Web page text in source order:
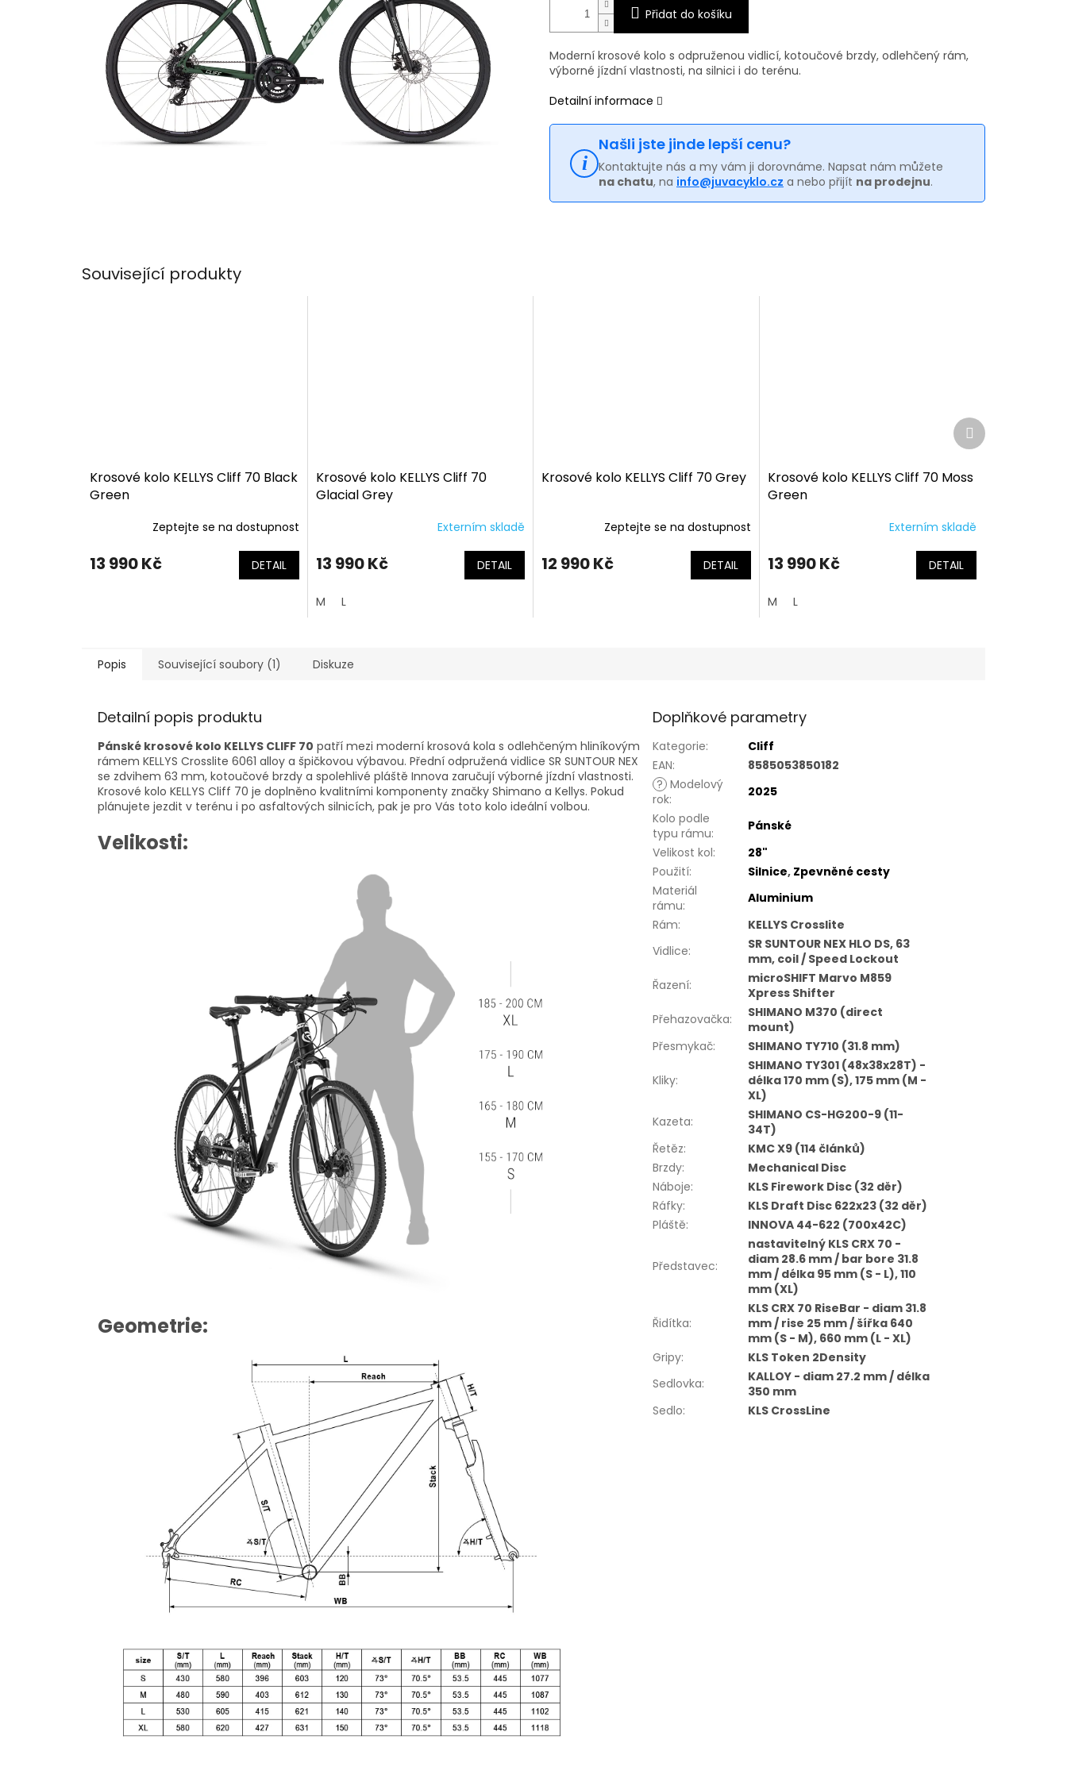
Přidat do košíku
Moderní krosové kolo s odpruženou vidlicí, kotoučové brzdy, odlehčený rám,
výborné jízdní vlastnosti, na silnici i do terénu.
Detailní informace
Našli jste jinde lepší cenu?
Kontaktujte nás a my vám ji dorovnáme. Napsat nám můžete
na chatu, na info@juvacyklo.cz a nebo přijít na prodejnu.
Související produkty
Krosové kolo KELLYS Cliff 70 Black
Green
Zeptejte se na dostupnost
13 990 Kč DETAIL
Krosové kolo KELLYS Cliff 70
Glacial Grey
Externím skladě
13 990 Kč DETAIL
M L
Krosové kolo KELLYS Cliff 70 Grey
Zeptejte se na dostupnost
12 990 Kč DETAIL
Krosové kolo KELLYS Cliff 70 Moss
Green
Externím skladě
13 990 Kč DETAIL
M L
Další
produkt
Popis Související soubory (1) Diskuze
Detailní popis produktu
Pánské krosové kolo KELLYS CLIFF 70 patří mezi moderní krosová kola s odlehčeným hliníkovým
rámem KELLYS Crosslite 6061 alloy a špičkovou výbavou. Přední odpružená vidlice SR SUNTOUR NEX
se zdvihem 63 mm, kotoučové brzdy a spolehlivé pláště Innova zaručují výborné jízdní vlastnosti.
Krosové kolo KELLYS Cliff 70 je doplněno kvalitními komponenty značky Shimano a Kellys. Pokud
plánujete jezdit v terénu i po asfaltových silnicích, pak je pro Vás toto kolo ideální volbou.
Velikosti:
Geometrie:
Doplňkové parametry
Kategorie:
Cliff
EAN:
8585053850182
? Modelový
rok:
2025
Kolo podle
typu rámu:
Pánské
Velikost kol:
28"
Použití: Silnice, Zpevněné cesty
Materiál
rámu:
Aluminium
Rám:
KELLYS Crosslite
Vidlice:
SR SUNTOUR NEX HLO DS, 63
mm, coil / Speed Lockout
Řazení:
microSHIFT Marvo M859
Xpress Shifter
Přehazovačka:
SHIMANO M370 (direct
mount)
Přesmykač: SHIMANO TY710 (31.8 mm)
Kliky:
SHIMANO TY301 (48x38x28T) -
délka 170 mm (S), 175 mm (M -
XL)
Kazeta:
SHIMANO CS-HG200-9 (11-
34T)
Řetěz:
KMC X9 (114 článků)
Brzdy:
Mechanical Disc
Náboje:
KLS Firework Disc (32 děr)
Ráfky:
KLS Draft Disc 622x23 (32 děr)
Pláště: INNOVA 44-622 (700x42C)
Představec:
nastavitelný KLS CRX 70 -
diam 28.6 mm / bar bore 31.8
mm / délka 95 mm (S - L), 110
mm (XL)
Řidítka:
KLS CRX 70 RiseBar - diam 31.8
mm / rise 25 mm / šířka 640
mm (S - M), 660 mm (L - XL)
Gripy:
KLS Token 2Density
Sedlovka:
KALLOY - diam 27.2 mm / délka
350 mm
Sedlo: KLS CrossLine